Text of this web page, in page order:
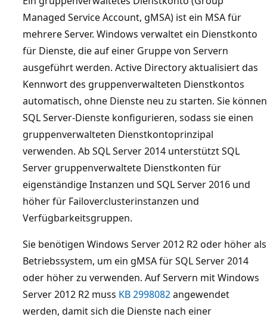
Managed Service Account, gMSA) ist ein MSA für
mehrere Server. Windows verwaltet ein Dienstkonto
für Dienste, die auf einer Gruppe von Servern
ausgeführt werden. Active Directory aktualisiert das
Kennwort des gruppenverwalteten Dienstkontos
automatisch, ohne Dienste neu zu starten. Sie können
SQL Server-Dienste konfigurieren, sodass sie einen
gruppenverwalteten Dienstkontoprinzipal
verwenden. Ab SQL Server 2014 unterstützt SQL
Server gruppenverwaltete Dienstkonten für
eigenständige Instanzen und SQL Server 2016 und
höher für Failoverclusterinstanzen und
Verfügbarkeitsgruppen.
Sie benötigen Windows Server 2012 R2 oder höher als
Betriebssystem, um ein gMSA für SQL Server 2014
oder höher zu verwenden. Auf Servern mit Windows
Server 2012 R2 muss KB 2998082angewendet
werden, damit sich die Dienste nach einer